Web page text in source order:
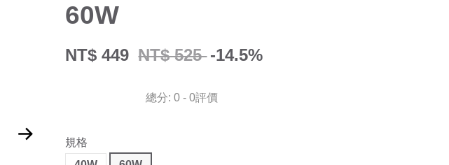
60W
NT$ 449 NT$ 525 -14.5%
總分:0 -0評價
規格